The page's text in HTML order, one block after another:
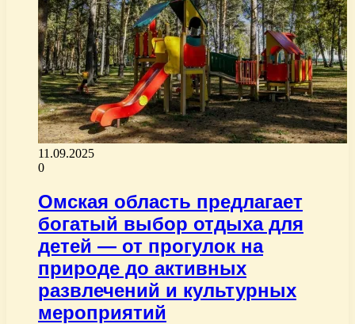
11.09.2025
0
Омская область предлагает
богатый выбор отдыха для
детей — от прогулок на
природе до активных
развлечений и культурных
мероприятий